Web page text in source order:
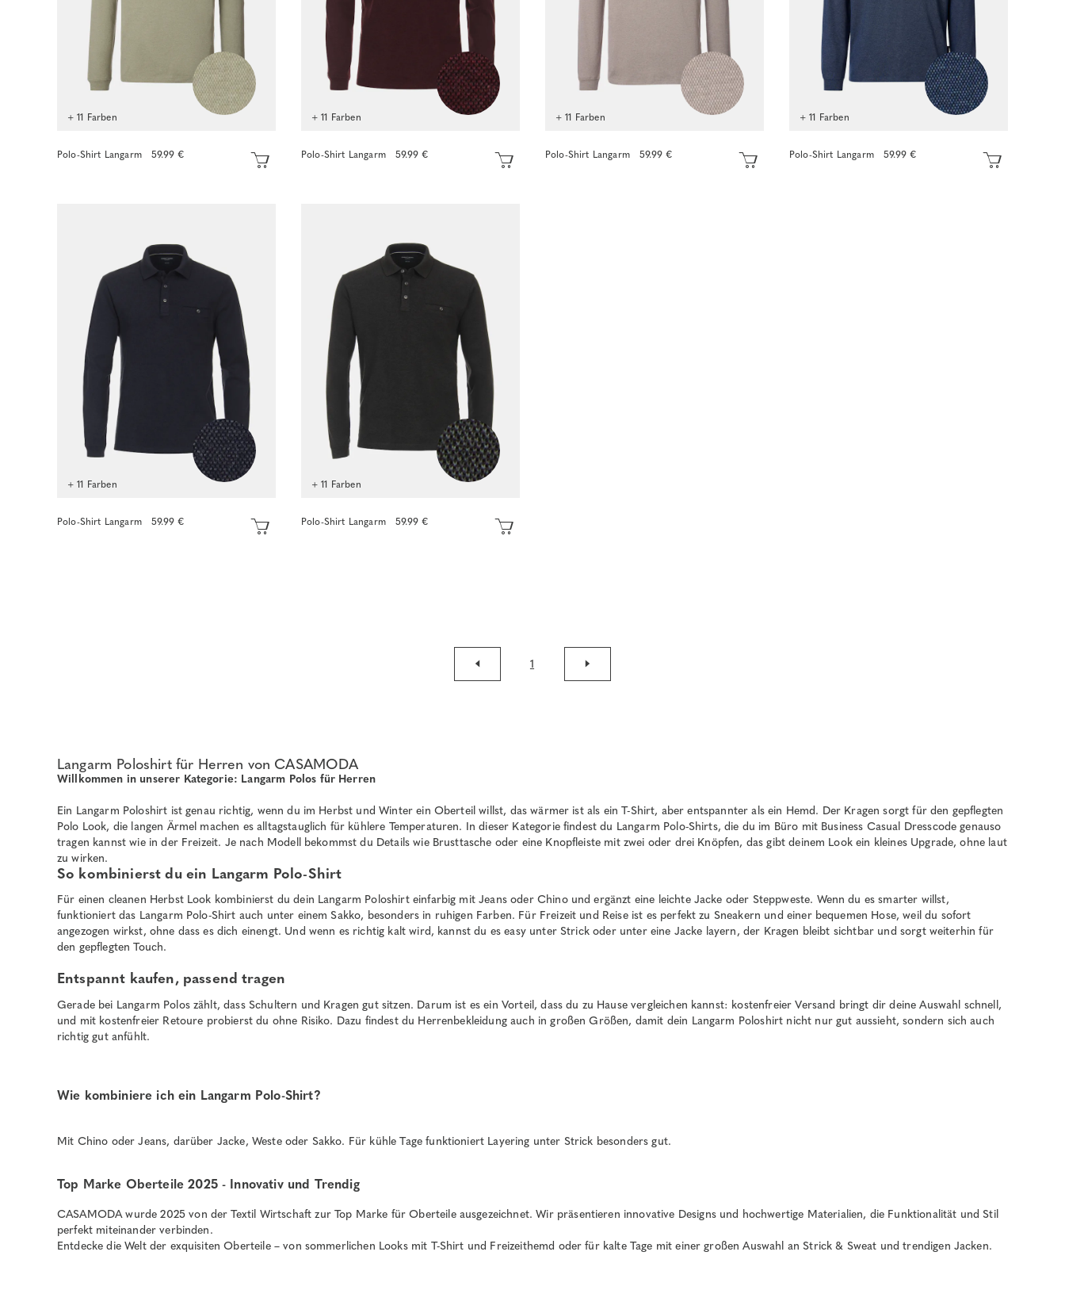
+ 11 Farben
Polo-Shirt Langarm 59.99 €
+ 11 Farben
Polo-Shirt Langarm 59.99 €
+ 11 Farben
Polo-Shirt Langarm 59.99 €
+ 11 Farben
Polo-Shirt Langarm 59.99 €
+ 11 Farben
Polo-Shirt Langarm 59.99 €
+ 11 Farben
Polo-Shirt Langarm 59.99 €
1
Langarm Poloshirt für Herren von CASAMODA
Willkommen in unserer Kategorie: Langarm Polos für Herren
Ein Langarm Poloshirt ist genau richtig, wenn du im Herbst und Winter ein Oberteil willst, das wärmer ist als ein T-Shirt, aber entspannter als ein Hemd. Der Kragen sorgt für den gepflegten
Polo Look, die langen Ärmel machen es alltagstauglich für kühlere Temperaturen. In dieser Kategorie findest du Langarm Polo-Shirts, die du im Büro mit Business Casual Dresscode genauso
tragen kannst wie in der Freizeit. Je nach Modell bekommst du Details wie Brusttasche oder eine Knopfleiste mit zwei oder drei Knöpfen, das gibt deinem Look ein kleines Upgrade, ohne laut
zu wirken.
So kombinierst du ein Langarm Polo-Shirt
Für einen cleanen Herbst Look kombinierst du dein Langarm Poloshirt einfarbig mit Jeans oder Chino und ergänzt eine leichte Jacke oder Steppweste. Wenn du es smarter willst,
funktioniert das Langarm Polo-Shirt auch unter einem Sakko, besonders in ruhigen Farben. Für Freizeit und Reise ist es perfekt zu Sneakern und einer bequemen Hose, weil du sofort
angezogen wirkst, ohne dass es dich einengt. Und wenn es richtig kalt wird, kannst du es easy unter Strick oder unter eine Jacke layern, der Kragen bleibt sichtbar und sorgt weiterhin für
den gepflegten Touch.
Entspannt kaufen, passend tragen
Gerade bei Langarm Polos zählt, dass Schultern und Kragen gut sitzen. Darum ist es ein Vorteil, dass du zu Hause vergleichen kannst: kostenfreier Versand bringt dir deine Auswahl schnell,
und mit kostenfreier Retoure probierst du ohne Risiko. Dazu findest du Herrenbekleidung auch in großen Größen, damit dein Langarm Poloshirt nicht nur gut aussieht, sondern sich auch
richtig gut anfühlt.
Wie kombiniere ich ein Langarm Polo-Shirt?
Mit Chino oder Jeans, darüber Jacke, Weste oder Sakko. Für kühle Tage funktioniert Layering unter Strick besonders gut.
Top Marke Oberteile 2025 - Innovativ und Trendig
CASAMODA wurde 2025 von der Textil Wirtschaft zur Top Marke für Oberteile ausgezeichnet. Wir präsentieren innovative Designs und hochwertige Materialien, die Funktionalität und Stil
perfekt miteinander verbinden.
Entdecke die Welt der exquisiten Oberteile – von sommerlichen Looks mit T-Shirt und Freizeithemd oder für kalte Tage mit einer großen Auswahl an Strick & Sweat und trendigen Jacken.